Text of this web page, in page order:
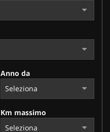
Anno da
Km massimo